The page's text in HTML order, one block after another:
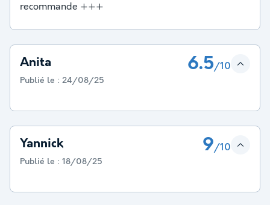
recommande +++
Anita 6.5/10
Publié le : 24/08/25
Yannick 9/10
Publié le : 18/08/25